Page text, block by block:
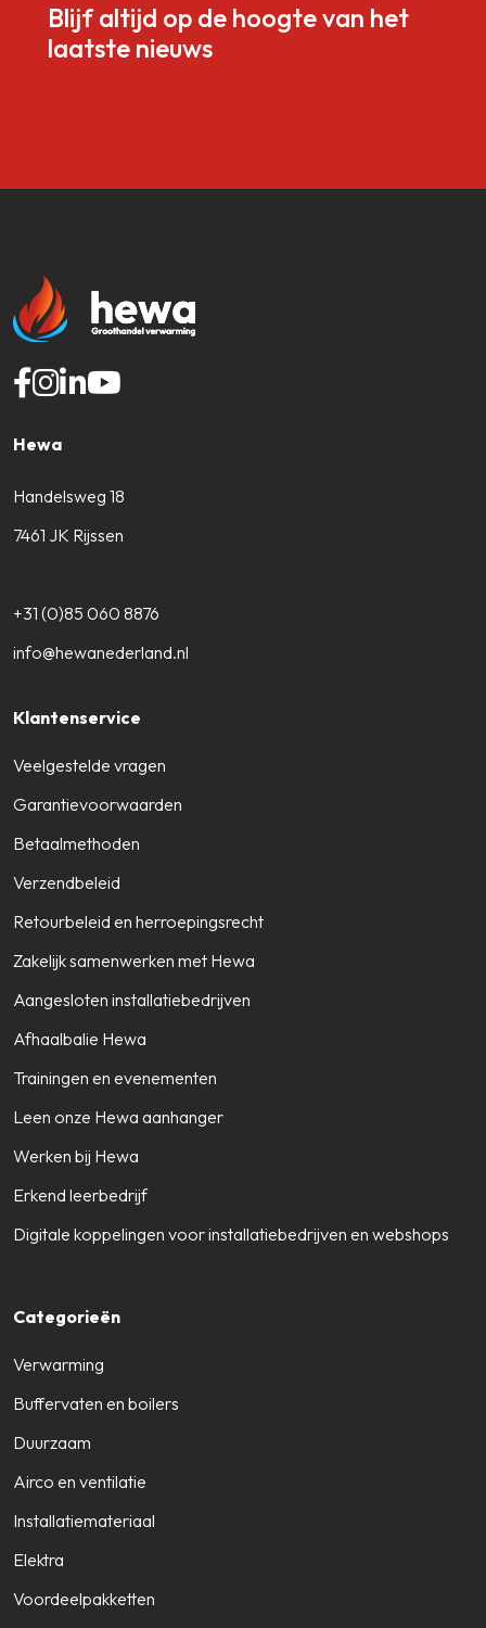
Blijf altijd op de hoogte van het
laatste nieuws
Hewa
Handelsweg 18
7461 JK Rijssen
+31 (0)85 060 8876
info@hewanederland.nl
Klantenservice
Veelgestelde vragen
Garantievoorwaarden
Betaalmethoden
Verzendbeleid
Retourbeleid en herroepingsrecht
Zakelijk samenwerken met Hewa
Aangesloten installatiebedrijven
Afhaalbalie Hewa
Trainingen en evenementen
Leen onze Hewa aanhanger
Werken bij Hewa
Erkend leerbedrijf
Digitale koppelingen voor installatiebedrijven en webshops
Categorieën
Verwarming
Buffervaten en boilers
Duurzaam
Airco en ventilatie
Installatiemateriaal
Elektra
Voordeelpakketten